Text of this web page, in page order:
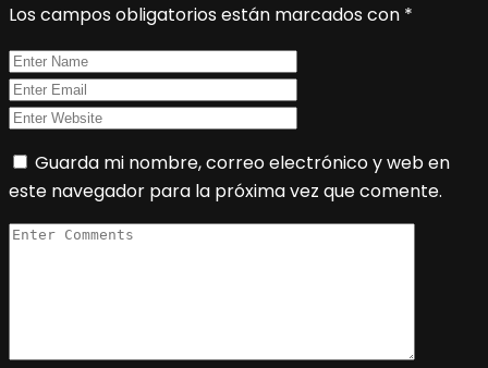
Los campos obligatorios están marcados con *
Guarda mi nombre, correo electrónico y web en
este navegador para la próxima vez que comente.